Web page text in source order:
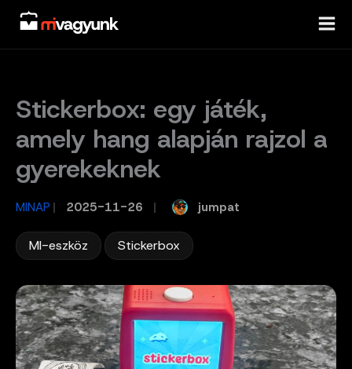
Skip
content
Stickerbox: egy játék,
amely hang alapján rajzol a
gyerekeknek
MINAP / 2025-11-26 jumpat
MI-eszköz Stickerbox